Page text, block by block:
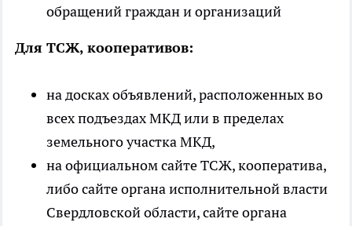
обращений граждан и организаций
Для ТСЖ, кооперативов:
на досках объявлений, расположенных во
всех подъездах МКД или в пределах
земельного участка МКД,
на официальном сайте ТСЖ, кооператива,
либо сайте органа исполнительной власти
Свердловской области, сайте органа